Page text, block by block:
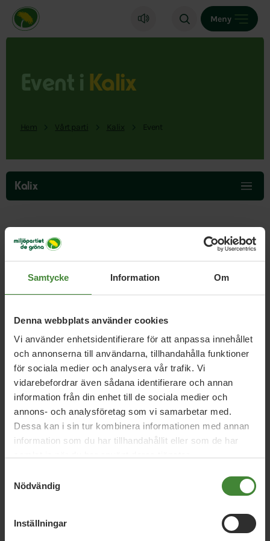
Samtycke Information Om
Denna webbplats använder cookies
Vi använder enhetsidentifierare för att anpassa innehållet
och annonserna till användarna, tillhandahålla funktioner
för sociala medier och analysera vår trafik. Vi
vidarebefordrar även sådana identifierare och annan
information från din enhet till de sociala medier och
annons- och analysföretag som vi samarbetar med.
Dessa kan i sin tur kombinera informationen med annan
information som du har tillhandahållit eller som de har
Nödvändig
Inställningar
Miljöpartiet de gröna, startsida
Meny
Event i Kalix
Hem Vårt parti Kalix Event
Hoppa
över
menyn
Kalix
Här hittar du events från vår del av landet.
Dela denna sida och hjälp oss
attsprida vårt budskap